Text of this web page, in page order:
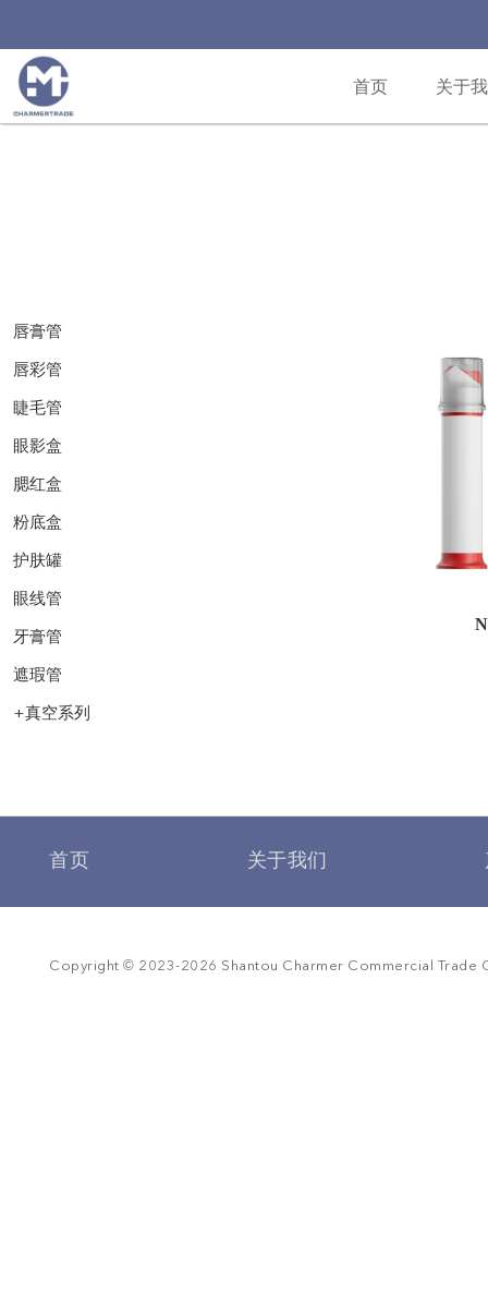
首页 关于
唇膏管
唇彩管
睫毛管
眼影盒
腮红盒
粉底盒
护肤罐
眼线管
牙膏管
遮瑕管
+真空系列
首页 关于我们
Copyright © 2023-2026 Shantou Charmer Commercial Trade